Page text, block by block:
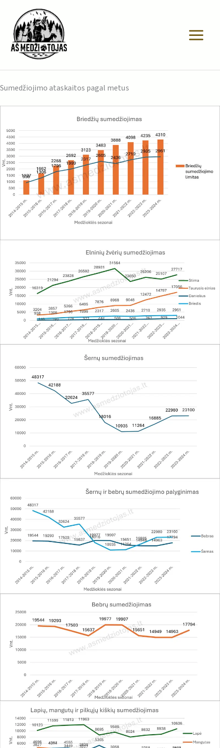
turinio
Sumedžiojimo ataskaitos pagal metus